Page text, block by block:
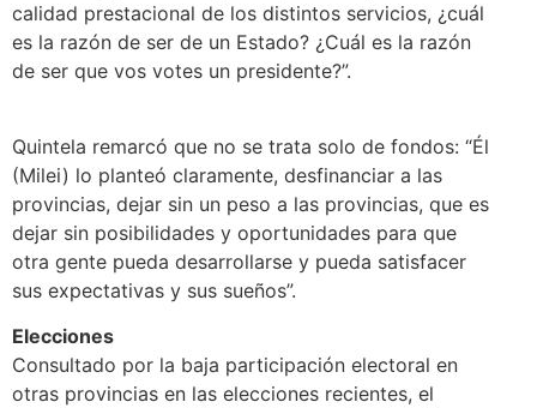
calidad prestacional de los distintos servicios, ¿cuál
es la razón de ser de un Estado? ¿Cuál es la razón
de ser que vos votes un presidente?”.
Quintela remarcó que no se trata solo de fondos: “Él
(Milei) lo planteó claramente, desfinanciar a las
provincias, dejar sin un peso a las provincias, que es
dejar sin posibilidades y oportunidades para que
otra gente pueda desarrollarse y pueda satisfacer
sus expectativas y sus sueños”.
Elecciones
Consultado por la baja participación electoral en
otras provincias en las elecciones recientes, el